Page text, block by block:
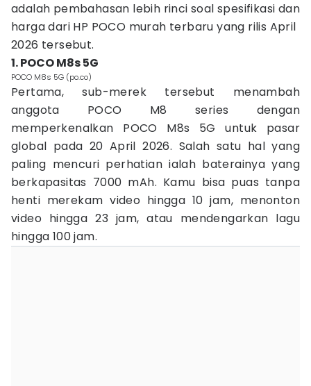
adalah pembahasan lebih rinci soal spesifikasi dan
harga dari HP POCO murah terbaru yang rilis April
2026 tersebut.
1. POCO M8s 5G
POCO M8s 5G (po.co)
Pertama, sub-merek tersebut menambah
anggota POCO M8 series dengan
memperkenalkan POCO M8s 5G untuk pasar
global pada 20 April 2026. Salah satu hal yang
paling mencuri perhatian ialah baterainya yang
berkapasitas 7000 mAh. Kamu bisa puas tanpa
henti merekam video hingga 10 jam, menonton
video hingga 23 jam, atau mendengarkan lagu
hingga 100 jam.